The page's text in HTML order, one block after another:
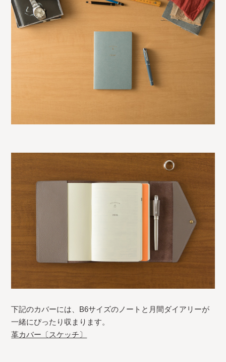
下記のカバーには、B6サイズのノートと月間ダイアリーが
一緒にぴったり収まります。
革カバー〔スケッチ〕